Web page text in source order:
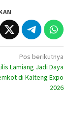
Pos berikutnya
Lamiang Jadi Daya
di Kalteng Expo
2026